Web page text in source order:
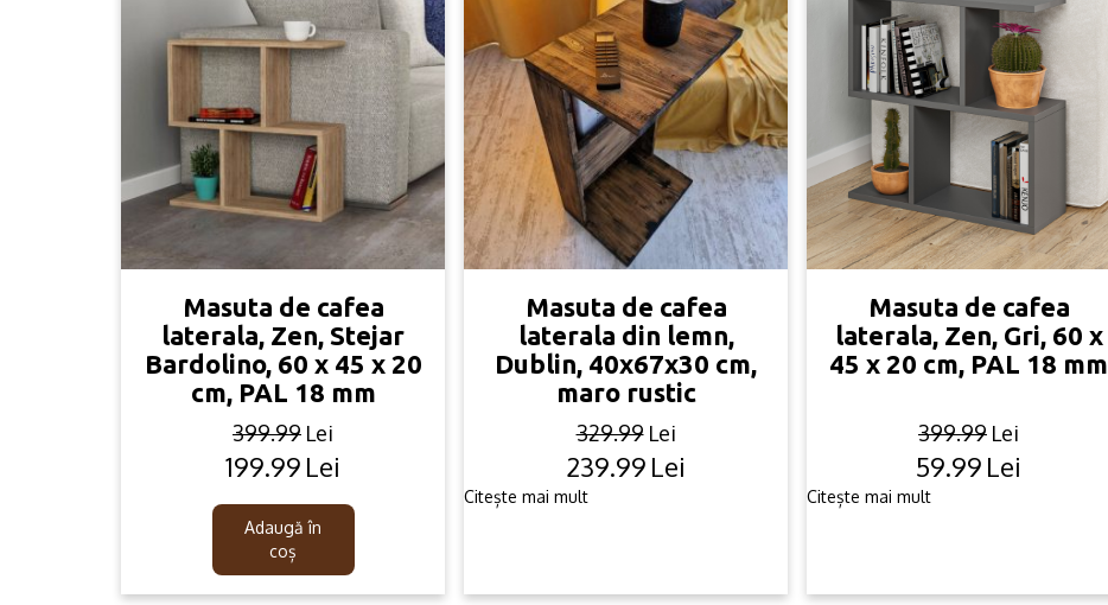
Masuta de cafea
laterala, Zen, Stejar
Bardolino, 60 x 45 x 20
cm, PAL 18 mm
399.99 Lei
Original
was:
399.99lei.
199.99 Lei
Current
is:
199.99lei.
Adaugă în
coș
Masuta de cafea
laterala din lemn,
Dublin, 40x67x30 cm,
maro rustic
329.99 Lei
Original
239.99 Lei
Current
Citește mai mult
Masuta de cafea
laterala, Zen, Gri, 60 x
45 x 20 cm, PAL 18 mm
399.99 Lei
Original
59.99 Lei
Current
Citește mai mult